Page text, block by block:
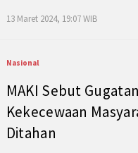
13 Maret 2024, 19:07 WIB
Nasional
MAKI Sebut
Kekecewaan
Ditahan